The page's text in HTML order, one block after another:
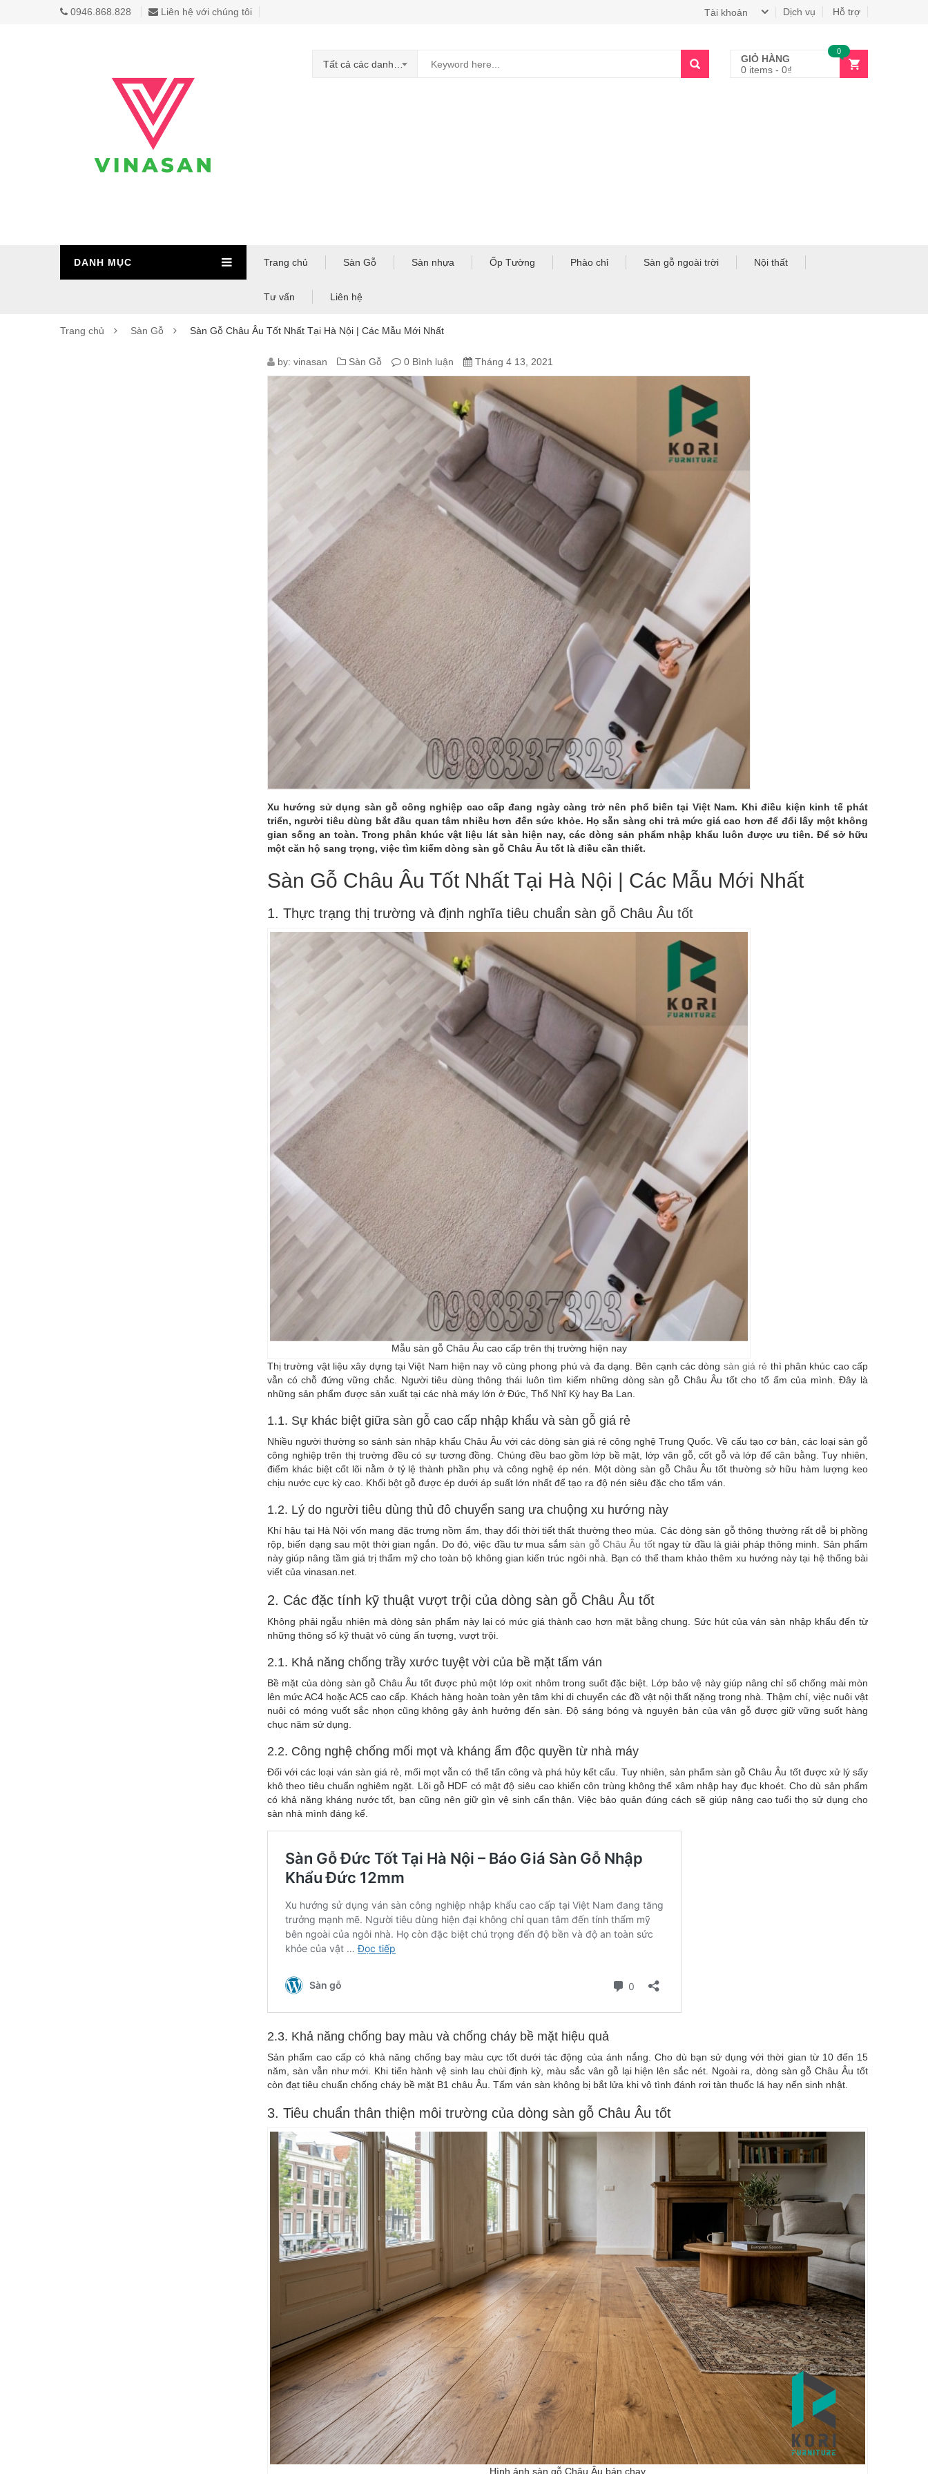
0946.868.828 Liên hệ với chúng tôi Dịch vụ Hỗ trợ
Tài khoản
Tất cả các danh mục
GIỎ HÀNG
0 items - 0₫
0
DANH MỤC Trang chủ Sàn Gỗ Sàn nhựa Ốp Tường Phào chỉ Sàn gỗ ngoài trời Nội thất
Tư vấn Liên hệ
Trang chủ Sàn Gỗ Sàn Gỗ Châu Âu Tốt Nhất Tại Hà Nội | Các Mẫu Mới Nhất
SÀN
GỖ
CHÂU
HÀ
NỘI
CÁC
MẪU
MỚI
NHẤT
by: vinasan Sàn Gỗ 0 Bình luận Tháng 4 13, 2021
Xu hướng sử dụng sàn gỗ công nghiệp cao cấp đang ngày càng trở nên phổ biến tại Việt Nam. Khi điều kiện kinh tế phát
triển, người tiêu dùng bắt đầu quan tâm nhiều hơn đến sức khỏe. Họ sẵn sàng chi trả mức giá cao hơn để đổi lấy một không
gian sống an toàn. Trong phân khúc vật liệu lát sàn hiện nay, các dòng sản phẩm nhập khẩu luôn được ưu tiên. Để sở hữu
một căn hộ sang trọng, việc tìm kiếm dòng sàn gỗ Châu Âu tốt là điều cần thiết.
Sàn Gỗ Châu Âu Tốt Nhất Tại Hà Nội | Các Mẫu Mới Nhất
1. Thực trạng thị trường và định nghĩa tiêu chuẩn sàn gỗ Châu Âu tốt
Mẫu sàn gỗ Châu Âu cao cấp trên thị trường hiện nay
Thị trường vật liệu xây dựng tại Việt Nam hiện nay vô cùng phong phú và đa dạng. Bên cạnh các dòng sàn giá rẻ thì phân khúc cao cấp
vẫn có chỗ đứng vững chắc. Người tiêu dùng thông thái luôn tìm kiếm những dòng sàn gỗ Châu Âu tốt cho tổ ấm của mình. Đây là
những sản phẩm được sản xuất tại các nhà máy lớn ở Đức, Thổ Nhĩ Kỳ hay Ba Lan.
1.1. Sự khác biệt giữa sàn gỗ cao cấp nhập khẩu và sàn gỗ giá rẻ
Nhiều người thường so sánh sàn nhập khẩu Châu Âu với các dòng sàn giá rẻ công nghệ Trung Quốc. Về cấu tạo cơ bản, các loại sàn gỗ
công nghiệp trên thị trường đều có sự tương đồng. Chúng đều bao gồm lớp bề mặt, lớp vân gỗ, cốt gỗ và lớp đế cân bằng. Tuy nhiên,
điểm khác biệt cốt lõi nằm ở tỷ lệ thành phần phụ và công nghệ ép nén. Một dòng sàn gỗ Châu Âu tốt thường sở hữu hàm lượng keo
chịu nước cực kỳ cao. Khối bột gỗ được ép dưới áp suất lớn nhất để tạo ra độ nén siêu đặc cho tấm ván.
1.2. Lý do người tiêu dùng thủ đô chuyển sang ưa chuộng xu hướng này
Khí hậu tại Hà Nội vốn mang đặc trưng nồm ẩm, thay đổi thời tiết thất thường theo mùa. Các dòng sàn gỗ thông thường rất dễ bị phồng
rộp, biến dạng sau một thời gian ngắn. Do đó, việc đầu tư mua sắmsàn gỗ Châu Âu tốtngay từ đầu là giải pháp thông minh. Sản phẩm
này giúp nâng tầm giá trị thẩm mỹ cho toàn bộ không gian kiến trúc ngôi nhà. Bạn có thể tham khảo thêm xu hướng này tại hệ thống bài
viết của vinasan.net.
2. Các đặc tính kỹ thuật vượt trội của dòng sàn gỗ Châu Âu tốt
Không phải ngẫu nhiên mà dòng sản phẩm này lại có mức giá thành cao hơn mặt bằng chung. Sức hút của ván sàn nhập khẩu đến từ
những thông số kỹ thuật vô cùng ấn tượng, vượt trội.
2.1. Khả năng chống trầy xước tuyệt vời của bề mặt tấm ván
Bề mặt của dòng sàn gỗ Châu Âu tốt được phủ một lớp oxit nhôm trong suốt đặc biệt. Lớp bảo vệ này giúp nâng chỉ số chống mài mòn
lên mức AC4 hoặc AC5 cao cấp. Khách hàng hoàn toàn yên tâm khi di chuyển các đồ vật nội thất nặng trong nhà. Thậm chí, việc nuôi vật
nuôi có móng vuốt sắc nhọn cũng không gây ảnh hưởng đến sàn. Độ sáng bóng và nguyên bản của vân gỗ được giữ vững suốt hàng
chục năm sử dụng.
2.2. Công nghệ chống mối mọt và kháng ẩm độc quyền từ nhà máy
Đối với các loại ván sàn giá rẻ, mối mọt vẫn có thể tấn công và phá hủy kết cấu. Tuy nhiên, sản phẩm sàn gỗ Châu Âu tốt được xử lý sấy
khô theo tiêu chuẩn nghiêm ngặt. Lõi gỗ HDF có mật độ siêu cao khiến côn trùng không thể xâm nhập hay đục khoét. Cho dù sản phẩm
có khả năng kháng nước tốt, bạn cũng nên giữ gìn vệ sinh cẩn thận. Việc bảo quản đúng cách sẽ giúp nâng cao tuổi thọ sử dụng cho
sàn nhà mình đáng kể.
2.3. Khả năng chống bay màu và chống cháy bề mặt hiệu quả
Sản phẩm cao cấp có khả năng chống bay màu cực tốt dưới tác động của ánh nắng. Cho dù bạn sử dụng với thời gian từ 10 đến 15
năm, sàn vẫn như mới. Khi tiến hành vệ sinh lau chùi định kỳ, màu sắc vân gỗ lại hiện lên sắc nét. Ngoài ra, dòng sàn gỗ Châu Âu tốt
còn đạt tiêu chuẩn chống cháy bề mặt B1 châu Âu. Tấm ván sàn không bị bắt lửa khi vô tình đánh rơi tàn thuốc lá hay nến sinh nhật.
3. Tiêu chuẩn thân thiện môi trường của dòng sàn gỗ Châu Âu tốt
Hình ảnh sàn gỗ Châu Âu bán chạy